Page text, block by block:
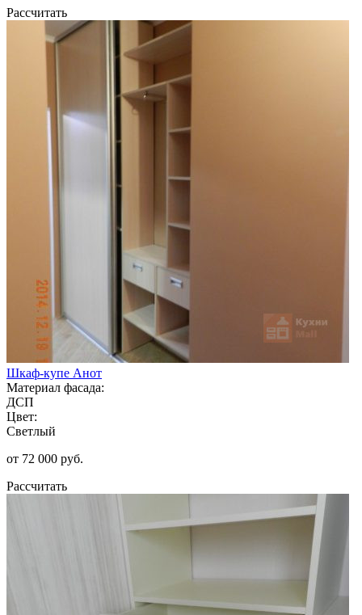
Рассчитать
Шкаф-купе Анот
Материал фасада:
ДСП
Цвет:
Светлый
от 72 000 руб.
Рассчитать